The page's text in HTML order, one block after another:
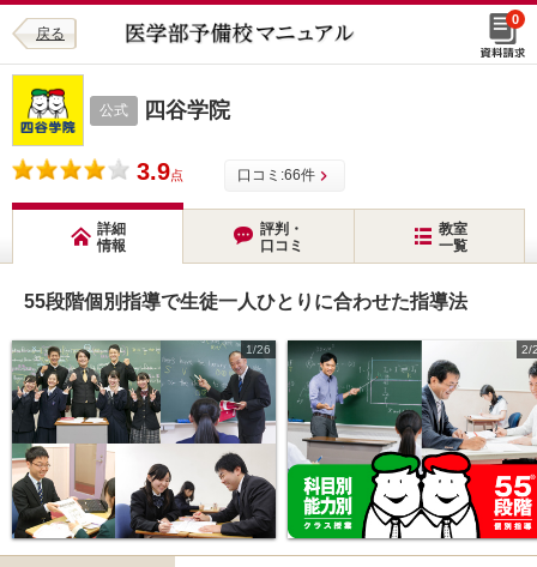
戻る
0
公式 四谷学院
3.9点 口コミ:66件
詳細
情報
評判・
口コミ
教室
一覧
55段階個別指導で生徒一人ひとりに合わせた指導法
1/26 2/